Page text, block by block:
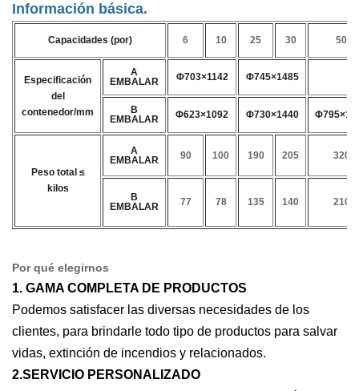
Información básica.
Capacidades (por) 6 10 25 30 50
Especificación
del
contenedor/mm
A
EMBALAR
Φ703×1142 Φ745×1485
B
EMBALAR
Φ623×1092 Φ730×1440
Peso total ≤
kilos
A
EMBALAR
90 100 190 205 320
B
EMBALAR
77 78 135 140 210
Por qué elegirnos
1. GAMA COMPLETA DE PRODUCTOS
Podemos satisfacer las diversas necesidades de los
clientes, para brindarle todo tipo de productos para salvar
vidas, extinción de incendios y relacionados.
2.SERVICIO PERSONALIZADO